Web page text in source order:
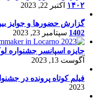
۱۴۰۲ اکتبر 22, 2023
گزارش حضورها و جوایز
1402 سپتامبر 23, 2023
جایزه اسپانسر جشنواره
آگوست 13, 2023
فیلم کوتاه پرونده در
2023